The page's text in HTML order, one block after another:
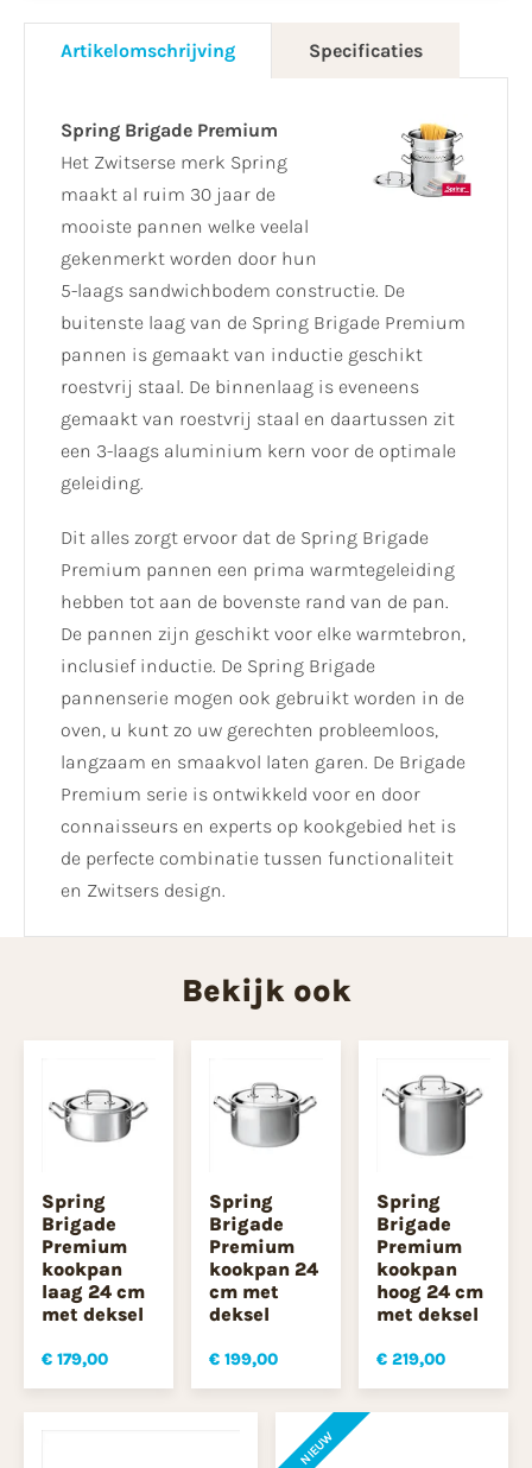
Artikelomschrijving Specificaties
Spring Brigade Premium
Het Zwitserse merk Spring
maakt al ruim 30 jaar de
mooiste pannen welke veelal
gekenmerkt worden door hun
5-laags sandwichbodem constructie. De
buitenste laag van de Spring Brigade Premium
pannen is gemaakt van inductie geschikt
roestvrij staal. De binnenlaag is eveneens
gemaakt van roestvrij staal en daartussen zit
een 3-laags aluminium kern voor de optimale
geleiding.
Dit alles zorgt ervoor dat de Spring Brigade
Premium pannen een prima warmtegeleiding
hebben tot aan de bovenste rand van de pan.
De pannen zijn geschikt voor elke warmtebron,
inclusief inductie. De Spring Brigade
pannenserie mogen ook gebruikt worden in de
oven, u kunt zo uw gerechten probleemloos,
langzaam en smaakvol laten garen. De Brigade
Premium serie is ontwikkeld voor en door
connaisseurs en experts op kookgebied het is
de perfecte combinatie tussen functionaliteit
en Zwitsers design.
Bekijk ook
Spring
Brigade
Premium
kookpan
laag 24 cm
met deksel
€ 179,00
Spring
Brigade
Premium
kookpan 24
cm met
deksel
€ 199,00
Spring
Brigade
Premium
kookpan
hoog 24 cm
met deksel
€ 219,00
NIEUW